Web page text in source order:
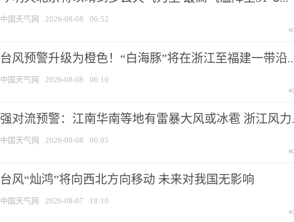
中国天气网 2026-08-08 06:52
台风预警升级为橙色！“白海豚”将在浙江至福建一带沿
中国天气网 2026-08-08 06:10
强对流预警：江南华南等地有雷暴大风或冰雹 浙江风力
中国天气网 2026-08-08 06:05
台风“灿鸿”将向西北方向移动 未来对我国无影响
中国天气网 2026-08-07 18:10